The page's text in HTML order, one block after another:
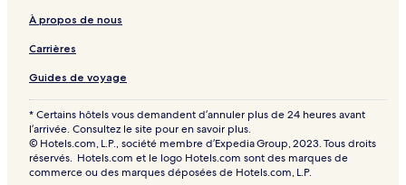
À propos de nous
Carrières
Guides de voyage
* Certains hôtels vous demandent d’annuler plus de 24 heures avant
l’arrivée. Consultez le site pour en savoir plus.
© Hotels.com, L.P., société membre d’Expedia Group, 2023. Tous droits
réservés. Hotels.com et le logo Hotels.com sont des marques de
commerce ou des marques déposées de Hotels.com, L.P.